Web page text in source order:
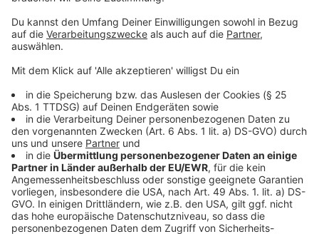
Lucas Schneider war 2024 vom niederländischen
Erstligisten HV KRAS/Volendam zur HSG Krefeld
Niederrhein gewechselt. Dort sammelte er auch
handballerischen Wurzeln liegen beim TuS Ferndorf,
für den er über viele Jahre aktiv war. Nach Angaben
des Vereins hat sich der 30-Jährige in den
vergangenen beiden Spielzeiten zu einer tragenden
Säule entwickelt. Sportdirektor Stefan Meler hebt vor
allem seine Stärke auf der halbrechten Position, seine
Torgefahr und seine Rolle als Führungsspieler hervor.
„Lucas hat sich in den vergangenen beiden Spielzeiten
zu einer tragenden Säule unserer Mannschaft